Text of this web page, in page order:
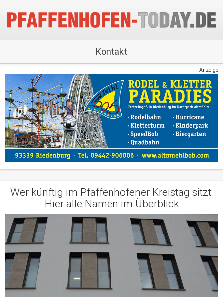
Kontakt
Anzeige
Wer künftig im Pfaffenhofener Kreistag sitzt:
Hier alle Namen im Überblick